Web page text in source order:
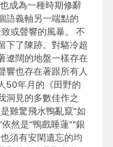
成為一種時期修辭
語義軸另一端點的
或聲響的風暴。 不
下了陳跡。對駱冷超
遼闊的地盤一樣存在
響也存在著跟所有人
50年月的《田野的
洞見的多數佳作之
雞驚飛水鴨亂竄”如
然是“鴨戲睡蓮”“銀
須有安閑遺忘的均